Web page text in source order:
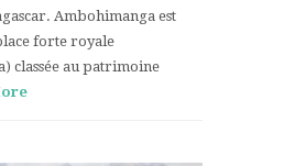
Ambohimanga est
forte royale
classée au patrimoine